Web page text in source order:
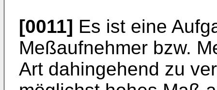
[0011] Es ist eine
Meßaufnehmer bzw.
Art dahingehend zu